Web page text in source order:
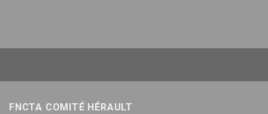
FNCTA COMITÉ HÉRAULT